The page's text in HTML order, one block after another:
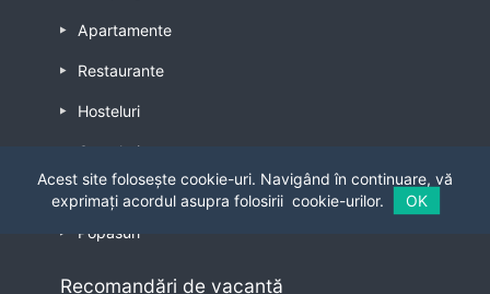
Apartamente
Restaurante
Hosteluri
Casteluri
Bungalowuri
Popasuri
Recomandări de vacanță
Acest site folosește cookie-uri. Navigând în continuare, vă
exprimați acordul asupra folosirii cookie-urilor. OK